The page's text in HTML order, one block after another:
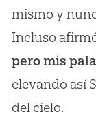
mismo y
Incluso
pero mis
elevando así
del cielo.